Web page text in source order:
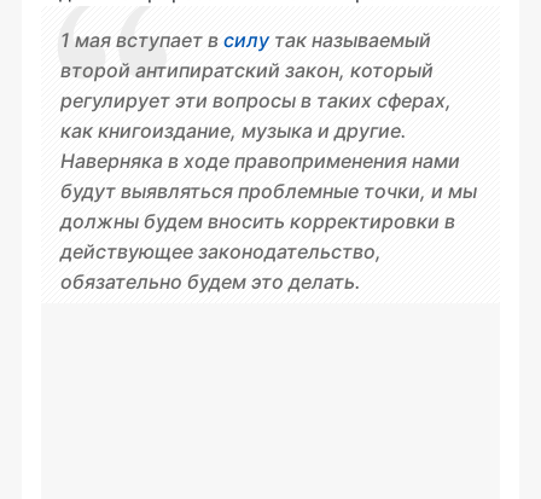
1 мая вступает в силутак называемый
второй антипиратский закон, который
регулирует эти вопросы в таких сферах,
как книгоиздание, музыка и другие.
Наверняка в ходе правоприменения нами
будут выявляться проблемные точки, и мы
должны будем вносить корректировки в
действующее законодательство,
обязательно будем это делать.